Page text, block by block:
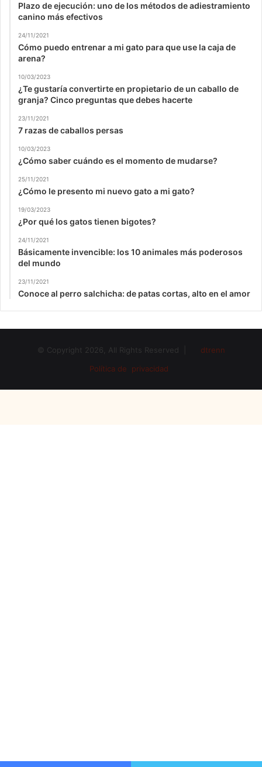
Plazo de ejecución: uno de los métodos de adiestramiento
canino más efectivos
24/11/2021
Cómo puedo entrenar a mi gato para que use la caja de
arena?
10/03/2023
¿Te gustaría convertirte en propietario de un caballo de
granja? Cinco preguntas que debes hacerte
23/11/2021
7 razas de caballos persas
10/03/2023
¿Cómo saber cuándo es el momento de mudarse?
25/11/2021
¿Cómo le presento mi nuevo gato a mi gato?
19/03/2023
¿Por qué los gatos tienen bigotes?
24/11/2021
Básicamente invencible: los 10 animales más poderosos
del mundo
23/11/2021
Conoce al perro salchicha: de patas cortas, alto en el amor
© Copyright 2026, All Rights Reserved |
dtrenn
Política de privacidad